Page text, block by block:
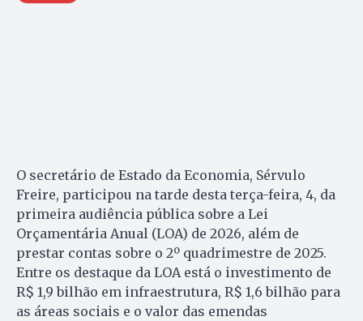
O secretário de Estado da Economia, Sérvulo
Freire, participou na tarde desta terça-feira, 4, da
primeira audiência pública sobre a Lei
Orçamentária Anual (LOA) de 2026, além de
prestar contas sobre o 2º quadrimestre de 2025.
Entre os destaque da LOA está o investimento de
R$ 1,9 bilhão em infraestrutura, R$ 1,6 bilhão para
as áreas sociais e o valor das emendas